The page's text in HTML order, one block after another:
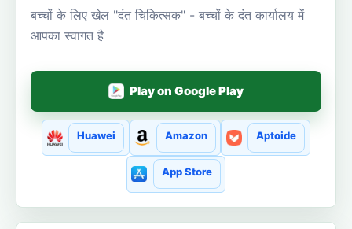
बच्चों के लिए खेल "दंत चिकित्सक" - बच्चों के दंत कार्यालय में
आपका स्वागत है
Play on Google Play
Huawei Amazon Aptoide
App Store